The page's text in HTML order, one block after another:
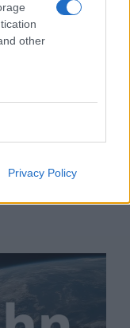
other
Privacy Policy
az
és izraeli